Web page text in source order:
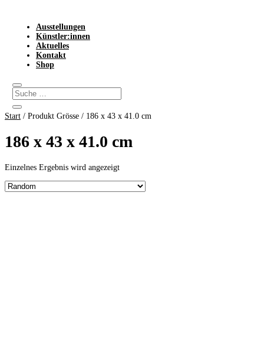
Ausstellungen
Künstler:innen
Aktuelles
Kontakt
Shop
Start / Produkt Grösse / 186 x 43 x 41.0 cm
186 x 43 x 41.0 cm
Einzelnes Ergebnis wird angezeigt